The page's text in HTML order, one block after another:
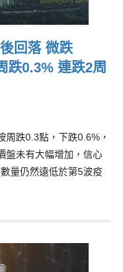
回落 微跌
跌0.3% 連跌2周
周跌0.3點，下跌0.6%，
盤未有大幅增加，信心
量仍然遠低於第5波疫